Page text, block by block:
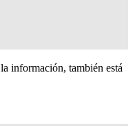
información, también está